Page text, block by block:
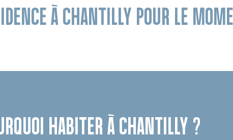
À CHANTILLY POUR LE
HABITER À CHANTILLY ?